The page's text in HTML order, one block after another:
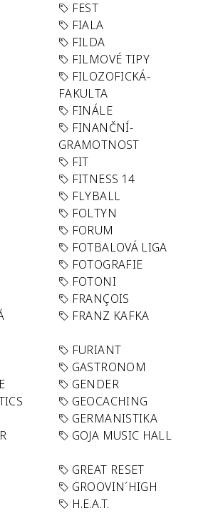
FEST
FIALA
FILDA
FILMOVÉ TIPY
FILOZOFICKÁ-
FAKULTA
FINÁLE
FINANČNÍ-
GRAMOTNOST
FIT
FITNESS 14
FLYBALL
FOLTYN
FORUM
FOTBALOVÁ LIGA
FOTOGRAFIE
FOTONI
FRANÇOIS
FRANZ KAFKA
FURIANT
GASTRONOM
GENDER
GEOCACHING
GERMANISTIKA
GOJA MUSIC HALL
GREAT RESET
GROOVIN´HIGH
H.E.A.T.